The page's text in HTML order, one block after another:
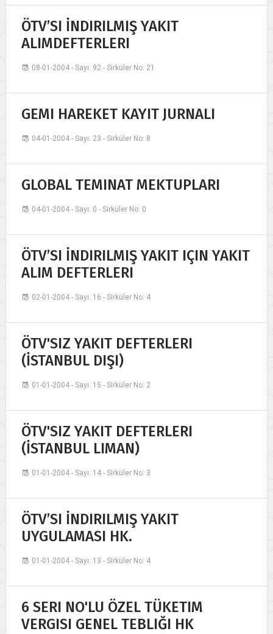
ÖTV’SI İNDIRILMIŞ YAKIT
ALIMDEFTERLERI
08-01-2004 - Sayı: 92 - Sirküler No: 21
GEMI HAREKET KAYIT JURNALI
04-01-2004 - Sayı: 23 - Sirküler No: 8
GLOBAL TEMINAT MEKTUPLARI
04-01-2004 - Sayı: 0 - Sirküler No: 0
ÖTV’SI İNDIRILMIŞ YAKIT IÇIN YAKIT
ALIM DEFTERLERI
02-01-2004 - Sayı: 16 - Sirküler No: 4
ÖTV'SIZ YAKIT DEFTERLERI
(İSTANBUL DIŞI)
01-01-2004 - Sayı: 15 - Sirküler No: 2
ÖTV'SIZ YAKIT DEFTERLERI
(İSTANBUL LIMAN)
01-01-2004 - Sayı: 14 - Sirküler No: 3
ÖTV’SI İNDIRILMIŞ YAKIT
UYGULAMASI HK.
01-01-2004 - Sayı: 13 - Sirküler No: 4
6 SERI NO'LU ÖZEL TÜKETIM
VERGISI GENEL TEBLIĞI HK